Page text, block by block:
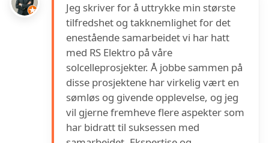
Jeg skriver for å uttrykke min største
tilfredshet og takknemlighet for det
enestående samarbeidet vi har hatt
med RS Elektro på våre
solcelleprosjekter. Å jobbe sammen på
disse prosjektene har virkelig vært en
sømløs og givende opplevelse, og jeg
vil gjerne fremheve flere aspekter som
har bidratt til suksessen med